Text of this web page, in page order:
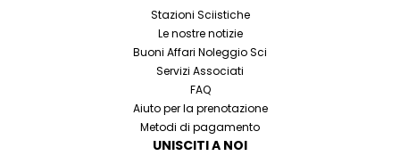
Stazioni Sciistiche
Le nostre notizie
Buoni Affari Noleggio Sci
Servizi Associati
FAQ
Aiuto per la prenotazione
Metodi di pagamento
UNISCITI A NOI